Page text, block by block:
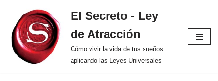
Saltar
al
contenido
El Secreto - Ley
de Atracción
Cómo vivir la vida de tus sueños
aplicando las Leyes Universales